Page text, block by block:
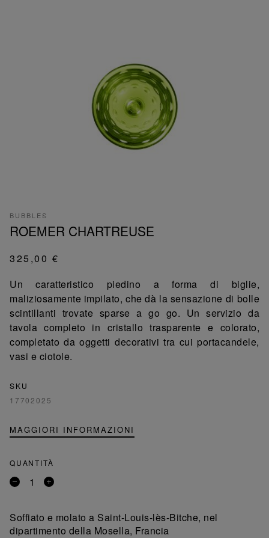
BUBBLES
ROEMER CHARTREUSE
325,00 €
Un caratteristico piedino a forma di biglie,
maliziosamente impilato, che dà la sensazione di bolle
scintillanti trovate sparse a go go. Un servizio da
tavola completo in cristallo trasparente e colorato,
completato da oggetti decorativi tra cui portacandele,
vasi e ciotole.
SKU
17702025
MAGGIORI INFORMAZIONI
QUANTITÀ
Rimuovi
Aggiungi
Soffiato e molato a Saint-Louis-lès-Bitche, nel
dipartimento della Mosella, Francia